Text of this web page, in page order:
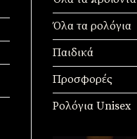
Όλα τα ρολόγια
Παιδικά
Προσφορές
Ρολόγια Unisex